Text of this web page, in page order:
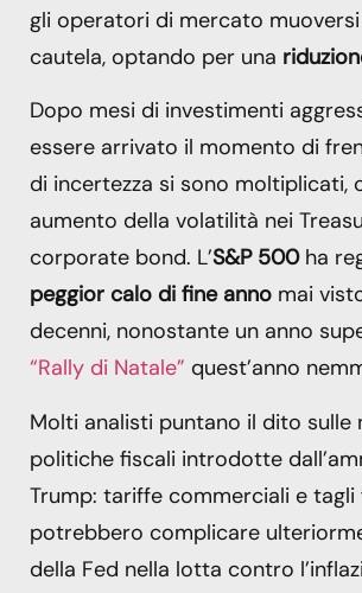
gli operatori di mercato
cautela, optando per una
Dopo mesi di investimenti
essere arrivato il momento di
di incertezza si sono moltiplicati,
aumento della volatilità nei
corporate bond. L’S&P 500ha
peggior calo di fine anno mai
decenni, nonostante un anno
“Rally di Natale” quest’anno
Molti analisti puntano il dito sulle
politiche fiscali introdotte
Trump: tariffe commerciali e tagli
potrebbero complicare
della Fed nella lotta contro